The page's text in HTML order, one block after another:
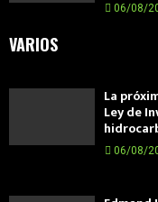
06/08/
VARIOS
La
Ley de
06/08/